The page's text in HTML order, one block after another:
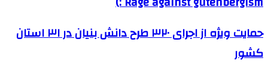
حمایت ویژه از اجرای ۳۲۰ طرح دانش بنیان در ۳۱ استان
کشور